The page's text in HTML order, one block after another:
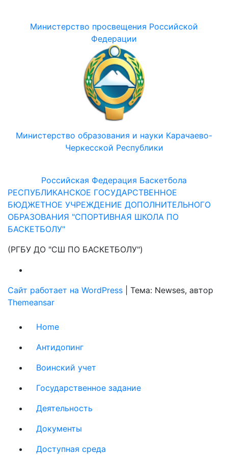
Министерство просвещения Российской
Федерации
Министерство образования и науки Карачаево-
Черкесской Республики
Российская Федерация Баскетбола
РЕСПУБЛИКАНСКОЕ ГОСУДАРСТВЕННОЕ
БЮДЖЕТНОЕ УЧРЕЖДЕНИЕ ДОПОЛНИТЕЛЬНОГО
ОБРАЗОВАНИЯ "СПОРТИВНАЯ ШКОЛА ПО
БАСКЕТБОЛУ"
(РГБУ ДО "СШ ПО БАСКЕТБОЛУ")
Сайт работает на WordPress
Тема: Newses, автор
Themeansar
Home
Антидопинг
Воинский учет
Государственное задание
Деятельность
Документы
Доступная среда